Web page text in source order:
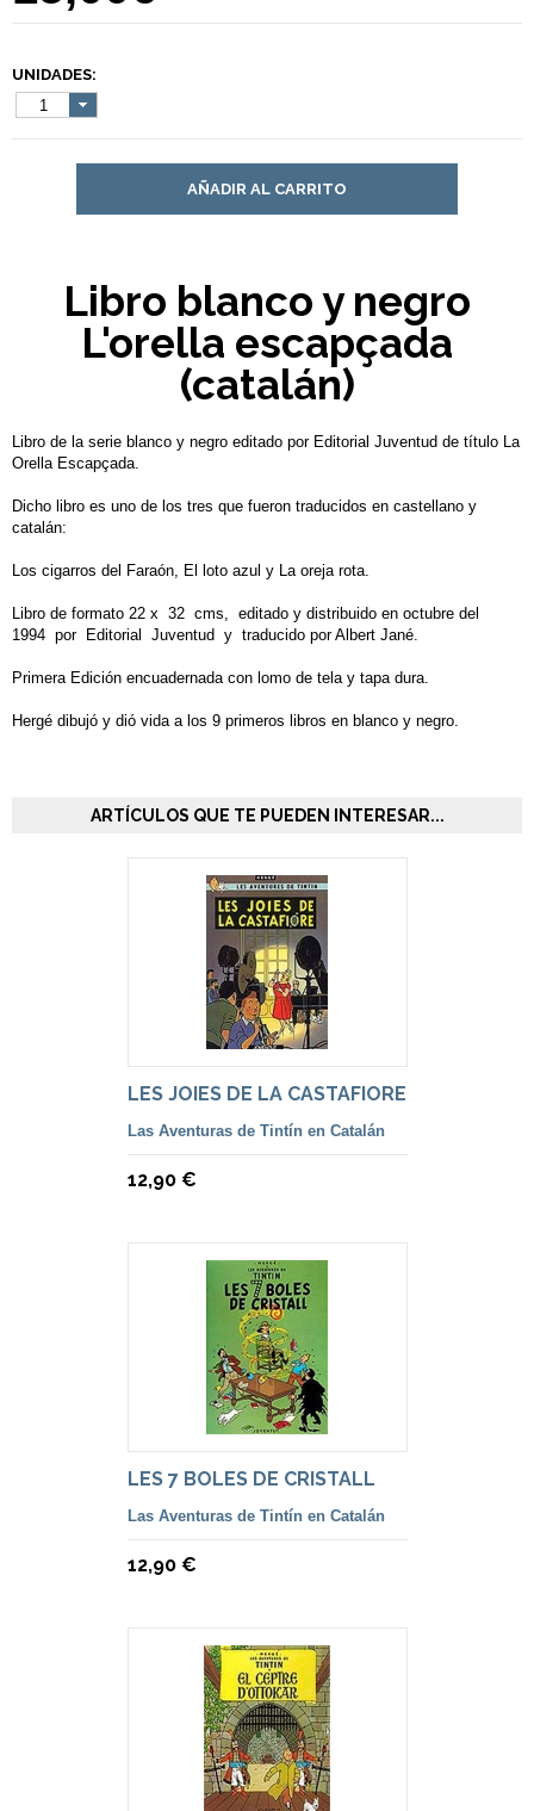
UNIDADES:
1
AÑADIR AL CARRITO
Libro blanco y negro
L'orella escapçada
(catalán)
Libro de la serie blanco y negro editado por Editorial Juventud de título La
Orella Escapçada.
Dicho libro es uno de los tres que fueron traducidos en castellano y
catalán:
Los cigarros del Faraón, El loto azul y La oreja rota.
Libro de formato 22 x 32 cms, editado y distribuido en octubre del
1994 por Editorial Juventud y traducido por Albert Jané.
Primera Edición encuadernada con lomo de tela y tapa dura.
Hergé dibujó y dió vida a los 9 primeros libros en blanco y negro.
ARTÍCULOS QUE TE PUEDEN INTERESAR...
LES JOIES DE LA CASTAFIORE
Las Aventuras de Tintín en Catalán
12,90 €
LES 7 BOLES DE CRISTALL
Las Aventuras de Tintín en Catalán
12,90 €